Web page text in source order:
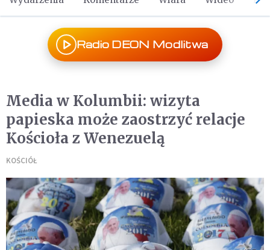
Radio DEON Modlitwa
Media w Kolumbii: wizyta
papieska może zaostrzyć relacje
Kościoła z Wenezuelą
KOŚCIÓŁ